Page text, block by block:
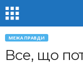
МЕЖА ПРАВДИ
Все, що